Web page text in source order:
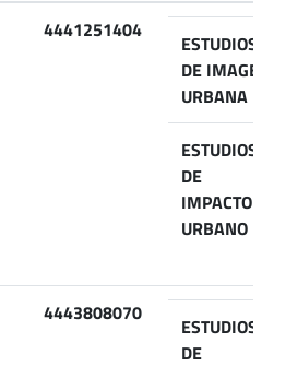
4441251404
ESTUDIOS
DE IMAGEN
URBANA
ESTUDIOS
DE
IMPACTO
URBANO
4443808070
ESTUDIOS
DE